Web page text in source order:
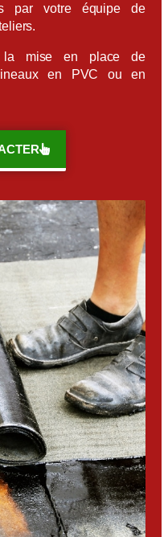
par votre équipe de
la mise en place de
en PVC ou en